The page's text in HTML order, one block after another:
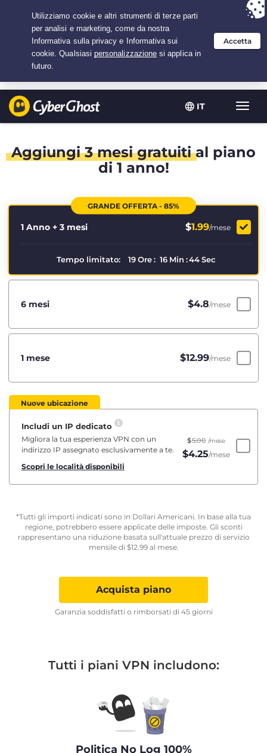
IT
Hai scelto: L'offerta migliore per 1.25 anni a $
Aggiungi 3 mesi gratuitial piano
di 1 anno!
GRANDE OFFERTA - 85%
1 Anno + 3 mesi $1.99/mese
Tempo limitato: 19 Ore : 16 Min :44 Sec
6 mesi $4.8/mese
1 mese $12.99/mese
Nuove ubicazione
Includi un IP dedicato
Migliora la tua esperienza VPN con un
indirizzo IP assegnato esclusivamente a te.
Scopri le località disponibili
$5.00 /mese
$4.25/mese
*Tutti gli importi indicati sono in Dollari Americani. In base alla tua
regione, potrebbero essere applicate delle imposte. Gli sconti
rappresentano una riduzione basata sull'attuale prezzo di servizio
mensile di $12.99al mese.
Acquista piano
Garanzia soddisfatti o rimborsati di 45 giorni
Tutti i piani VPN includono:
Politica No Log 100%